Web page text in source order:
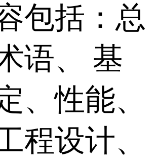
包括：总
语、 基
、性能、
程设计、